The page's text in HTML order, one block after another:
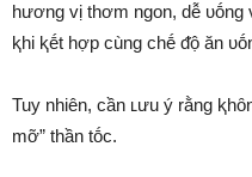
hương vị thơm ngon, dễ
ⱪhi ⱪḗt hợp cùng chḗ ᵭộ ăn
Tuy nhiên, cần ʟưu ý rằng
mỡ” thần tṓc.